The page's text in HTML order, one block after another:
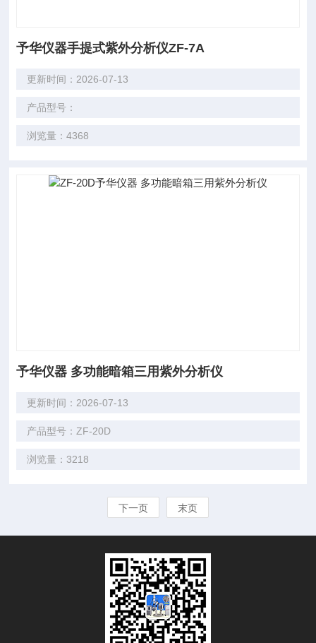
予华仪器手提式紫外分析仪ZF-7A
更新时间：2026-07-13
产品型号：
浏览量：4368
予华仪器 多功能暗箱三用紫外分析仪
更新时间：2026-07-13
产品型号：ZF-20D
浏览量：3218
下一页 末页